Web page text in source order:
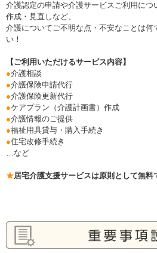
介護認定の申請や介護サービスご利用に
作成・見直しなど、
介護についてご不明な点・不安なことは何
い！
【ご利用いただけるサービス内容】
●介護相談
●介護保険申請代行
●介護保険更新代行
●ケアプラン（介護計画書）作成
●介護情報のご提供
●福祉用具貸与・購入手続き
●住宅改修手続き
…など
★居宅介護支援サービスは原則として無料